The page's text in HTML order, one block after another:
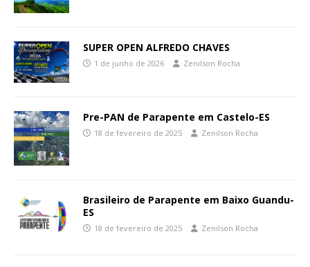
SUPER OPEN ALFREDO CHAVES
1 de junho de 2026 Zenilson Rocha
Pre-PAN de Parapente em Castelo-ES
18 de fevereiro de 2025 Zenilson Rocha
Brasileiro de Parapente em Baixo Guandu-
ES
18 de fevereiro de 2025 Zenilson Rocha